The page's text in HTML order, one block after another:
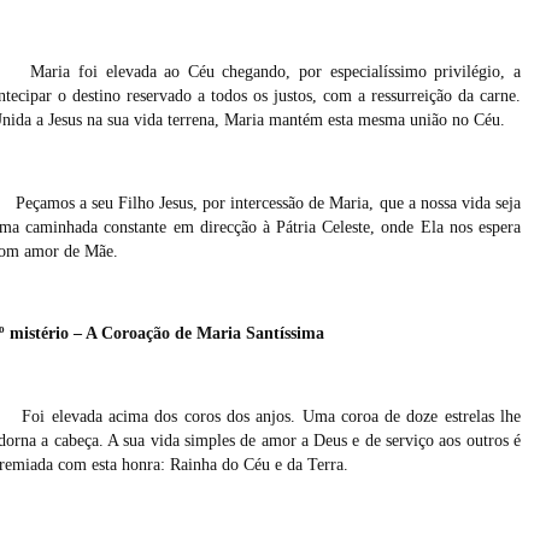
Maria foi elevada ao Céu chegando, por especialíssimo privilégio, a
o destino reservado a todos os justos, com a ressurreição da carne.
a Jesus na sua vida terrena, Maria mantém esta mesma união no Céu.
Peçamos a seu Filho Jesus, por intercessão de Maria, que a nossa vida seja
caminhada constante em direcção à Pátria Celeste, onde Ela nos espera
amor de Mãe.
mistério – A Coroação de Maria Santíssima
Foi elevada acima dos coros dos anjos. Uma coroa de doze estrelas lhe
a cabeça. A sua vida simples de amor a Deus e de serviço aos outros é
com esta honra: Rainha do Céu e da Terra.